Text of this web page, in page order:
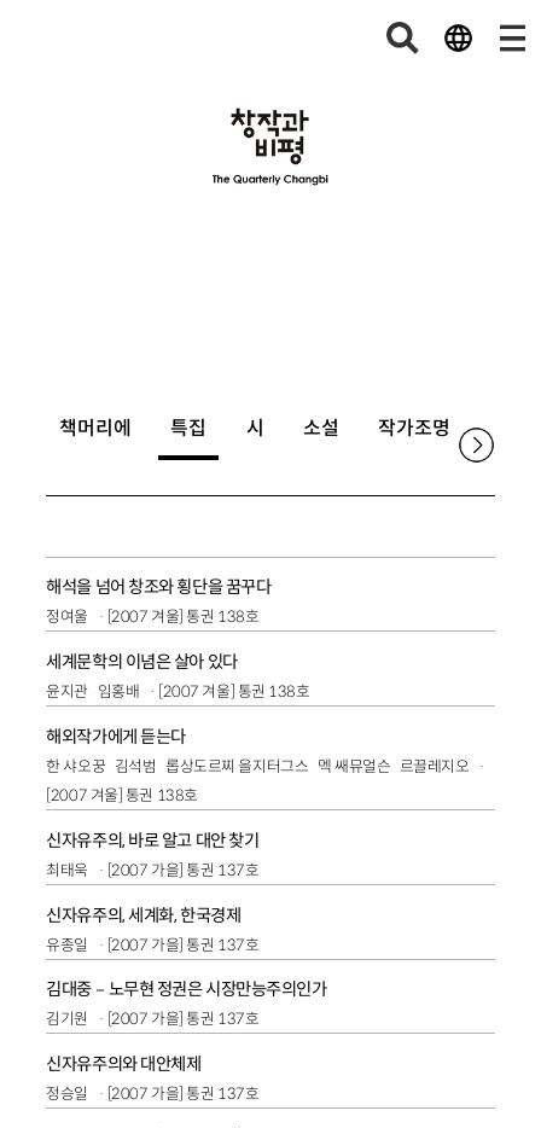
책머리에 특집 시 소설 작가조명 논단
해석을 넘어 창조와 횡단을 꿈꾸다
정여울 [2007 겨울] 통권 138호
세계문학의 이념은 살아 있다
윤지관 임홍배 [2007 겨울] 통권 138호
해외작가에게 듣는다
한 샤오꿍 김석범 롭상도르찌 을지터그스 멕 쌔뮤얼슨 르끌레지오
[2007 겨울] 통권 138호
신자유주의, 바로 알고 대안 찾기
최태욱 [2007 가을] 통권 137호
신자유주의, 세계화, 한국경제
유종일 [2007 가을] 통권 137호
김대중－노무현 정권은 시장만능주의인가
김기원 [2007 가을] 통권 137호
신자유주의와 대안체제
정승일 [2007 가을] 통권 137호